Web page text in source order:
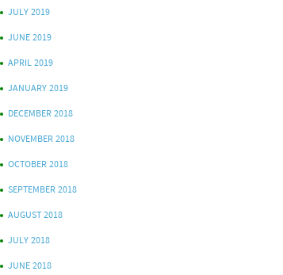
JULY 2019
JUNE 2019
APRIL 2019
JANUARY 2019
DECEMBER 2018
NOVEMBER 2018
OCTOBER 2018
SEPTEMBER 2018
AUGUST 2018
JULY 2018
JUNE 2018